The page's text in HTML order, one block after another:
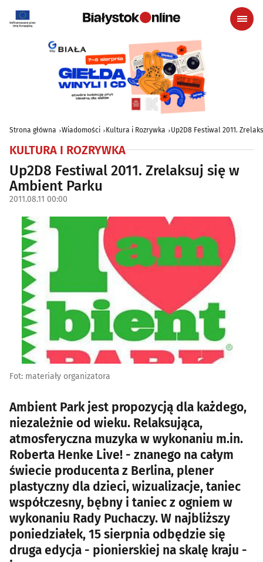
Strona główna Wiadomości Kultura i Rozrywka Up2D8 Festiwal 2011.
KULTURA I ROZRYWKA
Up2D8 Festiwal 2011. Zrelaksuj się w
Ambient Parku
2011.08.11 00:00
Fot: materiały organizatora
Ambient Park jest propozycją dla każdego,
niezależnie od wieku. Relaksująca,
atmosferyczna muzyka w wykonaniu m.in.
Roberta Henke Live! - znanego na całym
świecie producenta z Berlina, plener
plastyczny dla dzieci, wizualizacje, taniec
współczesny, bębny i taniec z ogniem w
wykonaniu Rady Puchaczy. W najbliższy
poniedziałek, 15 sierpnia odbędzie się
druga edycja - pionierskiej na skalę kraju -